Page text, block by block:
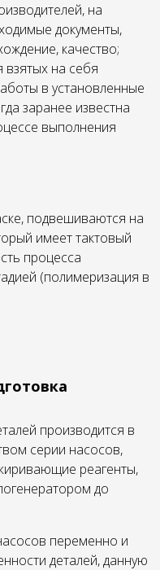
на
документы,
качество;
на себя
в установленные
заранее известна
выполнения
подвешиваются на
имеет тактовый
процесса
(полимеризация в
производится в
серии насосов,
реагенты,
до
переменно и
деталей, данную